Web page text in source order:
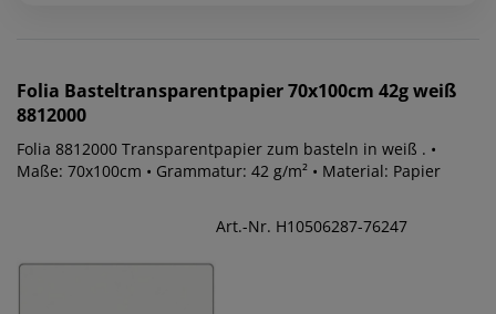
Folia Basteltransparentpapier 70x100cm 42g weiß
8812000
Folia 8812000 Transparentpapier zum basteln in weiß . •
Maße: 70x100cm • Grammatur: 42 g/m² • Material: Papier
Art.-Nr. H10506287-76247